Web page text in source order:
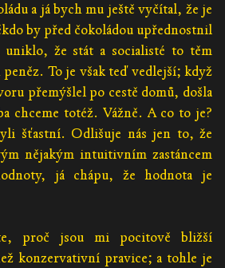
a já bych mu ještě vyčítal, že je
by před čokoládou upřednostnil
že stát a socialisté to těm
To je však teď vedlejší; když
přemýšlel po cestě domů, došla
chceme totéž. Vážně. A co to je?
šťastní. Odlišuje nás jen to, že
nějakým intuitivním zastáncem
já chápu, že hodnota je
proč jsou mi pocitově bližší
konzervativní pravice; a tohle je